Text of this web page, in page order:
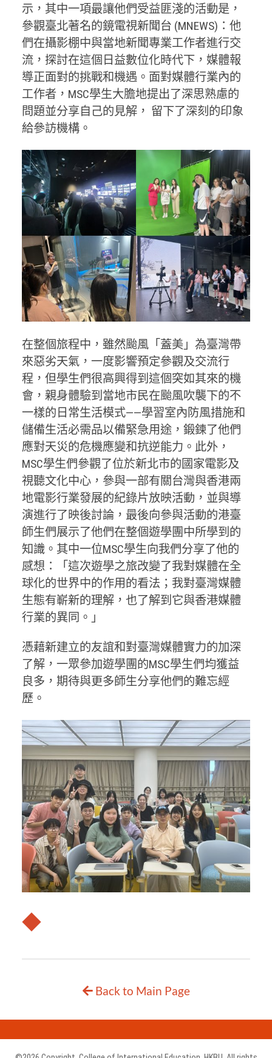
示，其中一項最讓他們受益匪淺的活動是，
參觀臺北著名的鏡電視新聞台 (MNEWS)：他
們在攝影棚中與當地新聞專業工作者進行交
流，探討在這個日益數位化時代下，媒體報
導正面對的挑戰和機遇。面對媒體行業內的
工作者，MSC學生大膽地提出了深思熟慮的
問題並分享自己的見解， 留下了深刻的印象
給參訪機構。
在整個旅程中，雖然颱風「蓋美」為臺灣帶
來惡劣天氣，一度影響預定參觀及交流行
程，但學生們很高興得到這個突如其來的機
會，親身體驗到當地市民在颱風吹襲下的不
一樣的日常生活模式——學習室內防風措施和
儲備生活必需品以備緊急用途，鍛鍊了他們
應對天災的危機應變和抗逆能力。此外，
MSC學生們參觀了位於新北市的國家電影及
視聽文化中心，參與一部有關台灣與香港兩
地電影行業發展的紀錄片放映活動，並與導
演進行了映後討論，最後向參與活動的港臺
師生們展示了他們在整個遊學團中所學到的
知識。其中一位MSC學生向我們分享了他的
感想：「這次遊學之旅改變了我對媒體在全
球化的世界中的作用的看法；我對臺灣媒體
生態有嶄新的理解，也了解到它與香港媒體
行業的異同。」
憑藉新建立的友誼和對臺灣媒體實力的加深
了解，一眾參加遊學團的MSC學生們均獲益
良多，期待與更多師生分享他們的難忘經
歷。
◆
Back to Main Page